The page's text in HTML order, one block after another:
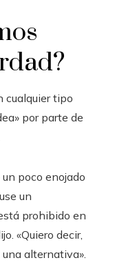
cualquier tipo
por parte de
poco enojado
un
prohibido en
«Quiero decir,
alternativa».